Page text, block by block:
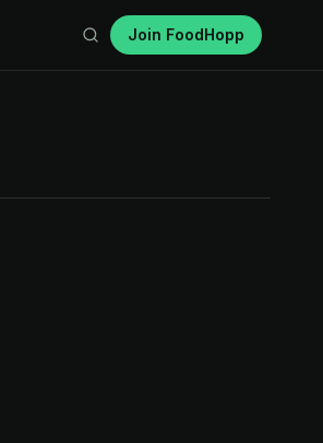
Join FoodHopp